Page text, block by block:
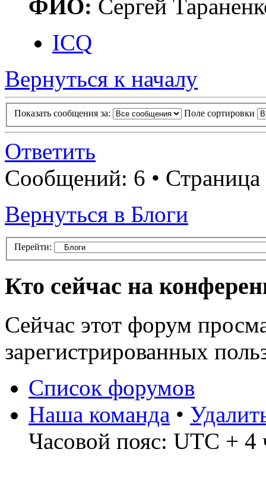
ФИО: Сергей
ICQ
Вернуться к началу
Показать сообщения за: Поле сортировки
Ответить
Сообщений: 6 • Страница
Вернуться в Блоги
Перейти:
Кто сейчас на
Сейчас этот форум
зарегистрированных
Список форумов
Наша команда •
Часовой пояс: UTC + 4